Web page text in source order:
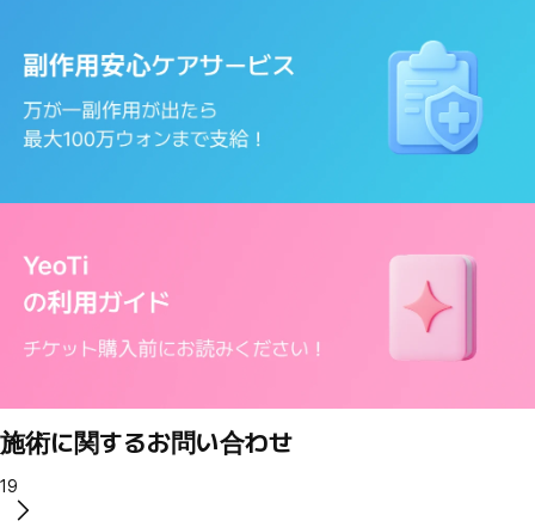
施術に関するお問い合わせ
19